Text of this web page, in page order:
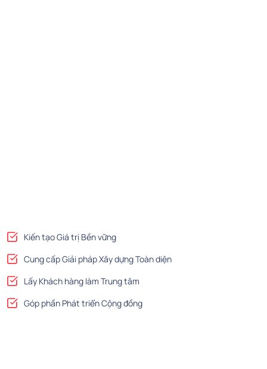
Kiến tạo Giá trị Bền vững
Cung cấp Giải pháp Xây dựng Toàn diện
Lấy Khách hàng làm Trung tâm
Góp phần Phát triển Cộng đồng